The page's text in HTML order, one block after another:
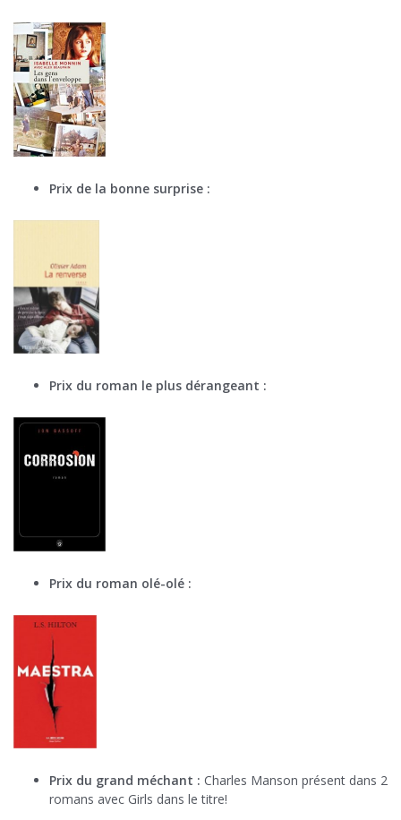
Prix de la bonne surprise :
Prix du roman le plus dérangeant :
Prix du roman olé-olé :
Prix du grand méchant : Charles Manson présent dans 2
romans avec Girls dans le titre!